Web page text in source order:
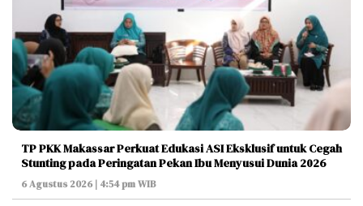
TP PKK Makassar Perkuat Edukasi ASI Eksklusif untuk Cegah
Stunting pada Peringatan Pekan Ibu Menyusui Dunia 2026
6 Agustus 2026 | 4:54 pm WIB